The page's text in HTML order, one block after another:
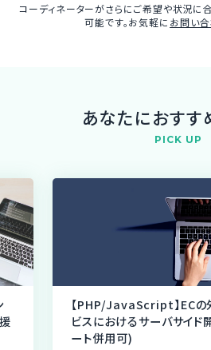
コーディネーターがさらにご希望や状況に
可能です。お気軽に お問い
あなたにおすす
PICK UP
【PHP/JavaScript】ECの
ビスにおけるサーバサイド
ート併用可)